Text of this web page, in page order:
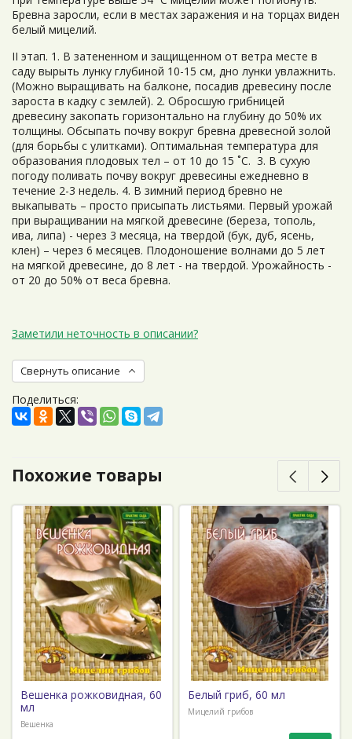
Бревна заросли, если в местах заражения и на торцах виден
белый мицелий.
II этап. 1. В затененном и защищенном от ветра месте в
саду вырыть лунку глубиной 10-15 см, дно лунки увлажнить.
(Можно выращивать на балконе, посадив древесину после
зароста в кадку с землей). 2. Обросшую грибницей
древесину закопать горизонтально на глубину до 50% их
толщины. Обсыпать почву вокруг бревна древесной золой
(для борьбы с улитками). Оптимальная температура для
образования плодовых тел – от 10 до 15 ˚С. 3. В сухую
погоду поливать почву вокруг древесины ежедневно в
течение 2-3 недель. 4. В зимний период бревно не
выкапывать – просто присыпать листьями. Первый урожай
при выращивании на мягкой древесине (береза, тополь,
ива, липа) - через 3 месяца, на твердой (бук, дуб, ясень,
клен) – через 6 месяцев. Плодоношение волнами до 5 лет
на мягкой древесине, до 8 лет - на твердой. Урожайность -
от 20 до 50% от веса бревна.
Заметили неточность в описании?
Свернуть описание
Поделиться:
Похожие товары
Вешенка рожковидная, 60
мл
Вешенка
Белый гриб, 60 мл
Мицелий грибов